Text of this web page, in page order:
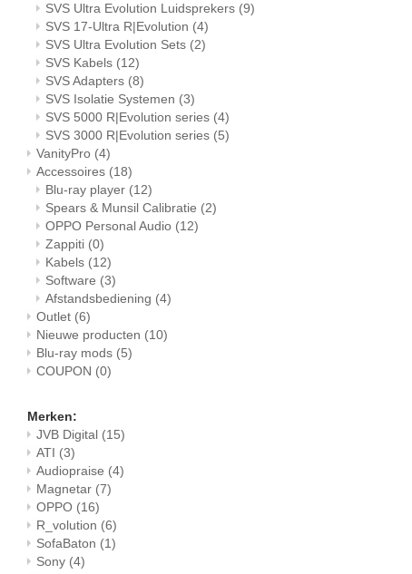
SVS Ultra Evolution Luidsprekers (9)
SVS 17-Ultra R|Evolution (4)
SVS Ultra Evolution Sets (2)
SVS Kabels (12)
SVS Adapters (8)
SVS Isolatie Systemen (3)
SVS 5000 R|Evolution series (4)
SVS 3000 R|Evolution series (5)
VanityPro (4)
Accessoires (18)
Blu-ray player (12)
Spears & Munsil Calibratie (2)
OPPO Personal Audio (12)
Zappiti (0)
Kabels (12)
Software (3)
Afstandsbediening (4)
Outlet (6)
Nieuwe producten (10)
Blu-ray mods (5)
COUPON (0)
Merken:
JVB Digital (15)
ATI (3)
Audiopraise (4)
Magnetar (7)
OPPO (16)
R_volution (6)
SofaBaton (1)
Sony (4)